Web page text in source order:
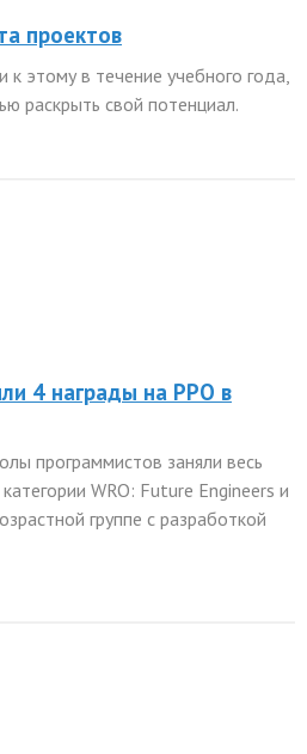
проектов
этому в течение учебного года,
раскрыть свой потенциал.
4 награды на РРО в
программистов заняли весь
WRO: Future Engineers и
группе с разработкой